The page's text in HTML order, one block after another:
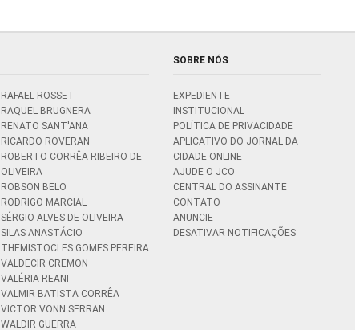
RAFAEL ROSSET
RAQUEL BRUGNERA
RENATO SANT'ANA
RICARDO ROVERAN
ROBERTO CORRÊA RIBEIRO DE
OLIVEIRA
ROBSON BELO
RODRIGO MARCIAL
SÉRGIO ALVES DE OLIVEIRA
SILAS ANASTÁCIO
THEMISTOCLES GOMES PEREIRA
VALDECIR CREMON
VALÉRIA REANI
VALMIR BATISTA CORRÊA
VICTOR VONN SERRAN
WALDIR GUERRA
SOBRE NÓS
EXPEDIENTE
INSTITUCIONAL
POLÍTICA DE PRIVACIDADE
APLICATIVO DO JORNAL DA
CIDADE ONLINE
AJUDE O JCO
CENTRAL DO ASSINANTE
CONTATO
ANUNCIE
DESATIVAR NOTIFICAÇÕES